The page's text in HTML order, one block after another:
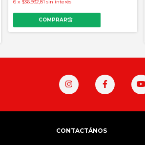
6 x $36.932,81 sin interés
CONTACTÁNOS